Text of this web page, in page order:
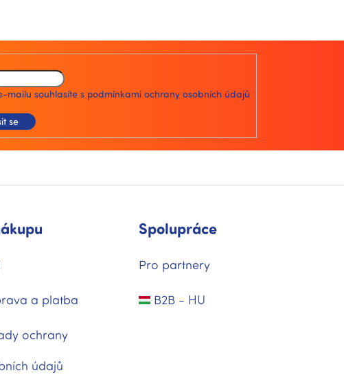
mailu souhlasíte s podmínkami ochrany osobních údajů
se
a platba
ochrany
údajů
Spolupráce
Pro partnery
B2B - HU